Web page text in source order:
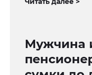
Мужчина